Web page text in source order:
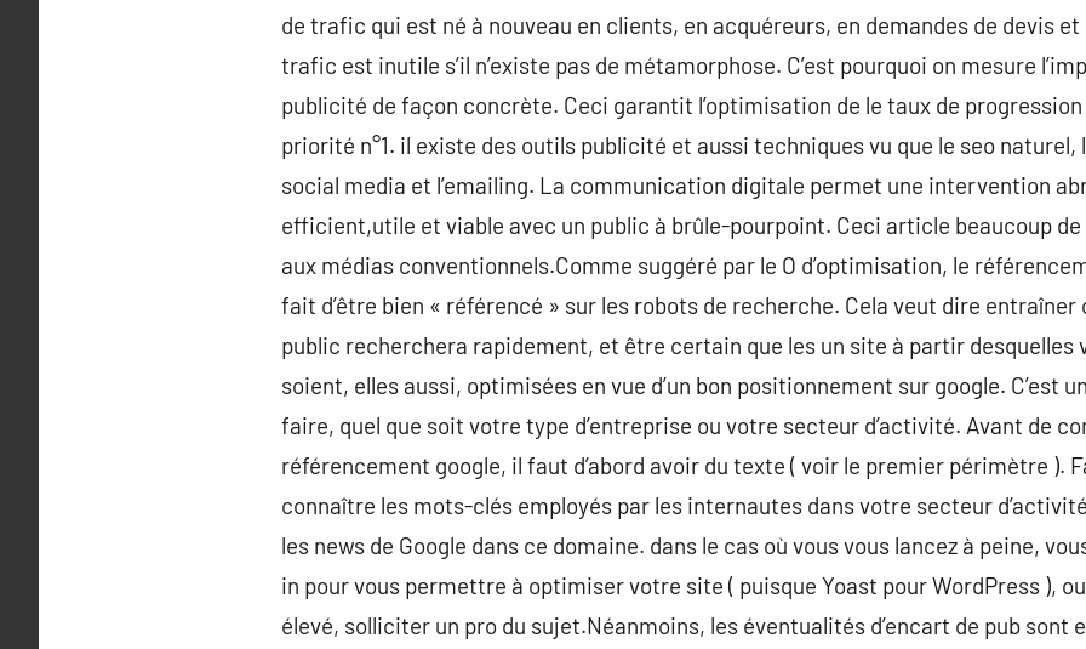
de trafic qui est né à nouveau en clients, en acquéreurs, en demandes de devis
trafic est inutile s’il n’existe pas de métamorphose. C’est pourquoi on mesure
publicité de façon concrète. Ceci garantit l’optimisation de le taux de progression
priorité n°1. il existe des outils publicité et aussi techniques vu que le seo
social media et l’emailing. La communication digitale permet une intervention
efficient,utile et viable avec un public à brûle-pourpoint. Ceci article beaucoup
aux médias conventionnels.Comme suggéré par le O d’optimisation, le
fait d’être bien « référencé » sur les robots de recherche. Cela veut dire entraîner
public recherchera rapidement, et être certain que les un site à partir
soient, elles aussi, optimisées en vue d’un bon positionnement sur google. C’est
faire, quel que soit votre type d’entreprise ou votre secteur d’activité. Avant de
référencement google, il faut d’abord avoir du texte ( voir le premier périmètre ).
connaître les mots-clés employés par les internautes dans votre secteur
les news de Google dans ce domaine. dans le cas où vous vous lancez à peine,
in pour vous permettre à optimiser votre site ( puisque Yoast pour WordPress ),
élevé, solliciter un pro du sujet.Néanmoins, les éventualités d’encart de pub sont